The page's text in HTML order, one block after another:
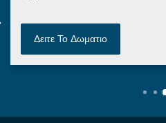
Δειτε Το Δωματιο